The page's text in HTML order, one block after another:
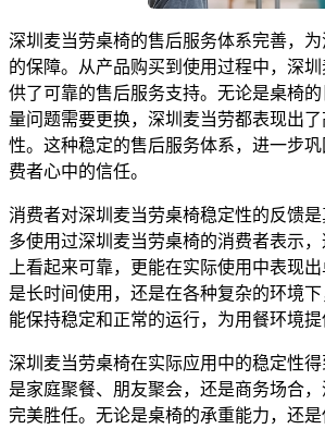
深圳麦当劳桌椅的售后服务体系完善，
的保障。从产品购买到使用过程中，深
供了可靠的售后服务支持。无论是桌椅
量问题需要更换，深圳麦当劳都表现出
性。这种稳定的售后服务体系，进一步
费者心中的信任。
消费者对深圳麦当劳桌椅稳定性的反馈
多使用过深圳麦当劳桌椅的消费者表示
上看起来可靠，更能在实际使用中表现
是长时间使用，还是在各种复杂的环境
能保持稳定和正常的运行，为用餐环境提
深圳麦当劳桌椅在实际应用中的稳定性
是家庭聚餐、朋友聚会，还是商务场合
完美胜任。无论是桌椅的承重能力，还